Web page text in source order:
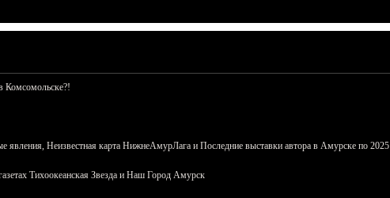
Комсомольске?!
Неизвестная карта НижнеАмурЛага и Последние выставки автора в Амурске по 2025
Тихоокеанская Звезда и Наш Город Амурск